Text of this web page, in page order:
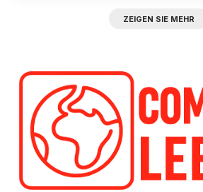
ZEIGEN SIE MEHR